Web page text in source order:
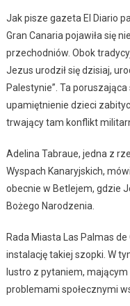
Jak pisze gazeta El Diario
Gran Canaria pojawiła się
przechodniów. Obok
Jezus urodził się dzisiaj,
Palestynie”. Ta
upamiętnienie dzieci
trwający tam konflikt
Adelina Tabraue, jedna z
Wyspach Kanaryjskich,
obecnie w Betlejem, gdzie
Bożego Narodzenia.
Rada Miasta Las Palmas
instalację takiej szopki. W
lustro z pytaniem, mającym
problemami społecznymi